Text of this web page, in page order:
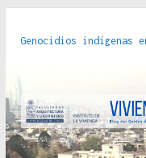
Genocidios indígenas
políticas, prácticas y
crítica de las
Criterios técnicos
Red de consultorios